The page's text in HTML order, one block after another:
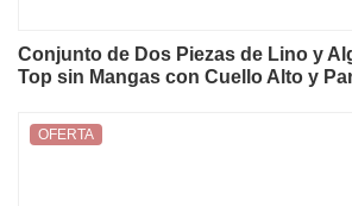
Conjunto de Dos Piezas de Lino y
Top sin Mangas con Cuello Alto y
OFERTA